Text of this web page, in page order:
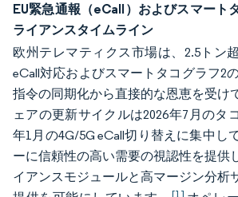
EU緊急通報（eCall）およびスマート
ライアンスタイムライン
欧州テレマティクス市場は、2.5トン
eCall対応およびスマートタコグラフ2
指令の同期化から直接的な恩恵を受け
ェアの更新サイクルは2026年7月のタ
年1月の4G/5G eCall切り替えに集中し
ーに信頼性の高い需要の視認性を提供
イアンスモジュールと高マージン分析
[1]